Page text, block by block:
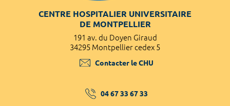
CENTRE HOSPITALIER UNIVERSITAIRE
DE MONTPELLIER
191 av. du Doyen Giraud
34295 Montpellier cedex 5
Contacter le CHU
04 67 33 67 33